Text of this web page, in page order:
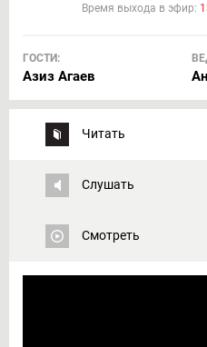
Время выхода в эфир:
ГОСТИ:
Азиз Агаев
Читать
Слушать
Смотреть